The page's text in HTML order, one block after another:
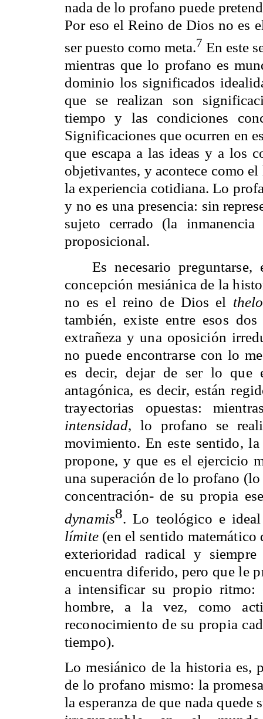
nada de lo profano puede
Por eso el Reino de Dios no es
ser puesto como meta.7 En este
mientras que lo profano es
dominio los significados
que se realizan son
tiempo y las condiciones
Significaciones que ocurren en
que escapa a las ideas y a los
objetivantes, y acontece como el
la experiencia cotidiana. Lo
y no es una presencia: sin
sujeto cerrado (la
proposicional.
Es necesario
concepción mesiánica de la
no es el reino de Dios el
también, existe entre esos
extrañeza y una oposición
no puede encontrarse con lo
es decir, dejar de ser lo que
antagónica, es decir, están
trayectorias opuestas:
intensidad, lo profano se
movimiento. En este sentido,
propone, y que es el ejercicio
una superación de lo profano
concentración- de su propia
dynamis8. Lo teológico e ideal
límite (en el sentido
exterioridad radical y
encuentra diferido, pero que le
a intensificar su propio ritmo:
hombre, a la vez, como
reconocimiento de su propia
tiempo).
Lo mesiánico de la historia es,
de lo profano mismo: la
la esperanza de que nada